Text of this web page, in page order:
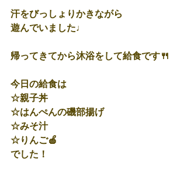
汗をびっしょりかきながら
遊んでいました♩
帰ってきてから沐浴をして給食です🍴
今日の給食は
☆親子丼
☆はんぺんの磯部揚げ
☆みそ汁
☆りんご🍎
でした！